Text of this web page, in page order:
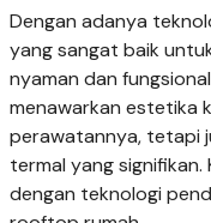
Dengan adanya
yang sangat baik
nyaman dan
menawarkan estetika
perawatannya, tetapi
termal yang signifikan.
dengan teknologi